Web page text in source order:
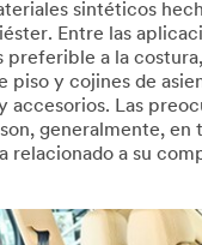
sintéticos
Entre las
preferible a la
piso y cojines de
accesorios. Las
generalmente, en
relacionado a su